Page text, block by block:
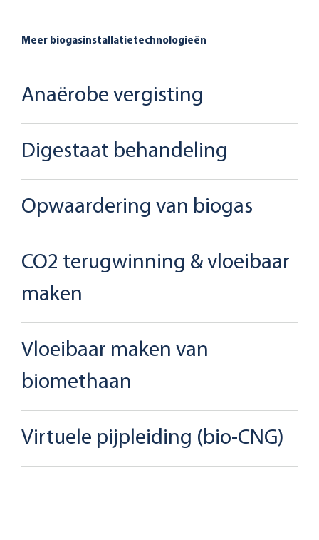
Meer biogasinstallatietechnologieën
Anaërobe vergisting
Digestaat behandeling
Opwaardering van biogas
CO2 terugwinning & vloeibaar
maken
Vloeibaar maken van
biomethaan
Virtuele pijpleiding (bio-CNG)